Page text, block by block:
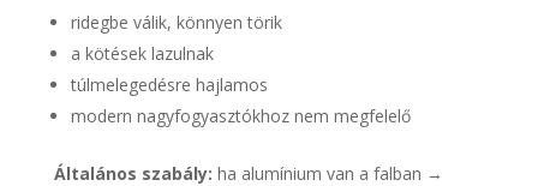
ridegbe válik, könnyen törik
a kötések lazulnak
túlmelegedésre hajlamos
modern nagyfogyasztókhoz nem megfelelő
Általános szabály: ha alumínium van a falban →